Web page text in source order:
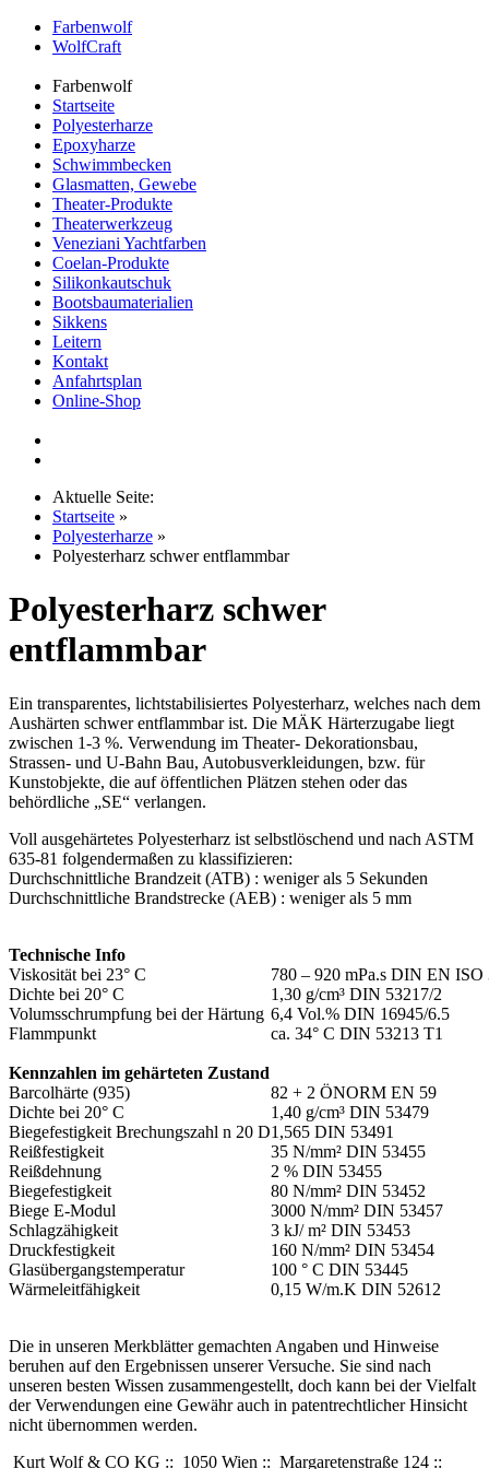
Farbenwolf
WolfCraft
Farbenwolf
Startseite
Polyesterharze
Epoxyharze
Schwimmbecken
Glasmatten, Gewebe
Theater-Produkte
Theaterwerkzeug
Veneziani Yachtfarben
Coelan-Produkte
Silikonkautschuk
Bootsbaumaterialien
Sikkens
Leitern
Kontakt
Anfahrtsplan
Online-Shop
Aktuelle Seite:
Startseite »
Polyesterharze »
Polyesterharz schwer entflammbar
Polyesterharz schwer
entflammbar
Ein transparentes, lichtstabilisiertes Polyesterharz, welches nach dem
Aushärten schwer entflammbar ist. Die MÄK Härterzugabe liegt
zwischen 1-3 %. Verwendung im Theater- Dekorationsbau,
Strassen- und U-Bahn Bau, Autobusverkleidungen, bzw. für
Kunstobjekte, die auf öffentlichen Plätzen stehen oder das
behördliche „SE“ verlangen.
Voll ausgehärtetes Polyesterharz ist selbstlöschend und nach ASTM
635-81 folgendermaßen zu klassifizieren:
Durchschnittliche Brandzeit (ATB) : weniger als 5 Sekunden
Durchschnittliche Brandstrecke (AEB) : weniger als 5 mm
Technische Info
Viskosität bei 23° C
Dichte bei 20° C
Volumsschrumpfung bei der Härtung
Flammpunkt
780 – 920 mPa.s DIN EN ISO
1,30 g/cm³ DIN 53217/2
6,4 Vol.% DIN 16945/6.5
ca. 34° C DIN 53213 T1
Kennzahlen im gehärteten Zustand
Barcolhärte (935)
Dichte bei 20° C
Biegefestigkeit Brechungszahl n 20 D
Reißfestigkeit
Reißdehnung
Biegefestigkeit
Biege E-Modul
Schlagzähigkeit
Druckfestigkeit
Glasübergangstemperatur
Wärmeleitfähigkeit
82 + 2 ÖNORM EN 59
1,40 g/cm³ DIN 53479
1,565 DIN 53491
35 N/mm² DIN 53455
2 % DIN 53455
80 N/mm² DIN 53452
3000 N/mm² DIN 53457
3 kJ/ m² DIN 53453
160 N/mm² DIN 53454
100 ° C DIN 53445
0,15 W/m.K DIN 52612
Die in unseren Merkblätter gemachten Angaben und Hinweise
beruhen auf den Ergebnissen unserer Versuche. Sie sind nach
unseren besten Wissen zusammengestellt, doch kann bei der Vielfalt
der Verwendungen eine Gewähr auch in patentrechtlicher Hinsicht
nicht übernommen werden.
Kurt Wolf & CO KG :: 1050 Wien :: Margaretenstraße 124 ::